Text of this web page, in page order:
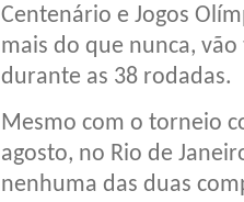
Centenário e Jogos
mais do que nunca,
durante as 38 rodadas.
Mesmo com o torneio
agosto, no Rio de
nenhuma das duas